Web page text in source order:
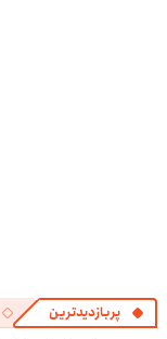
پربازدیدترین